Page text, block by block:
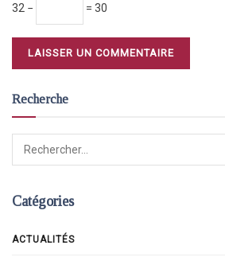
32 − = 30
Recherche
Catégories
ACTUALITÉS